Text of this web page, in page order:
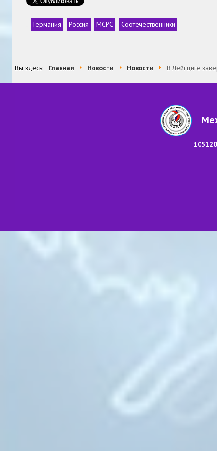
Германия Россия МСРС Соотечественники
Вы здесь: Главная Новости Новости В Лейпциге